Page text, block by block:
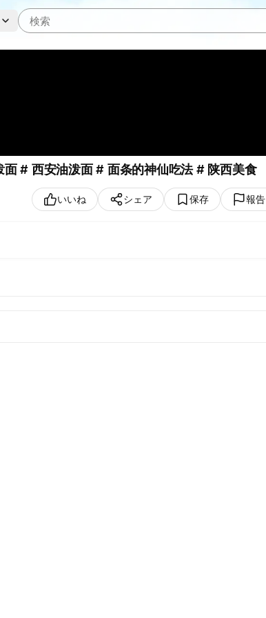
陕西的油泼面竟然“面比肉香”！配上大蒜简直一绝！ # 油泼面 # 西安油泼面 # 面条的神仙吃法 # 陕西美食
いいね シェア 保存 報告